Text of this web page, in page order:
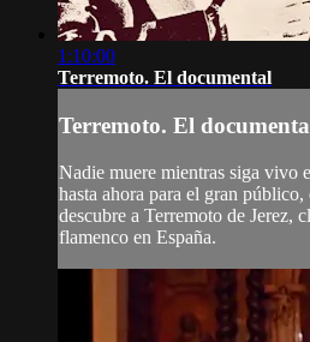
1:10:00
Terremoto. El documental
Terremoto. El
Nadie muere mientras siga vivo
hasta ahora para el gran público,
descubre a Terremoto de Jerez,
flamenco en España.